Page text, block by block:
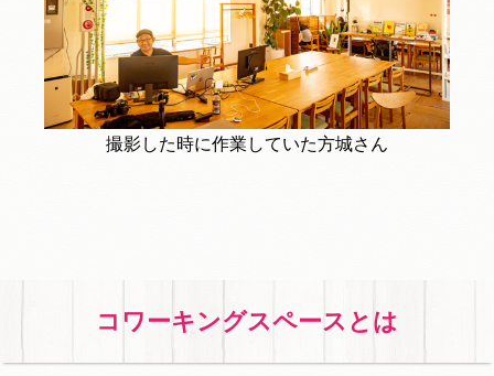
撮影した時に作業していた方城さん
コワーキングスペースとは